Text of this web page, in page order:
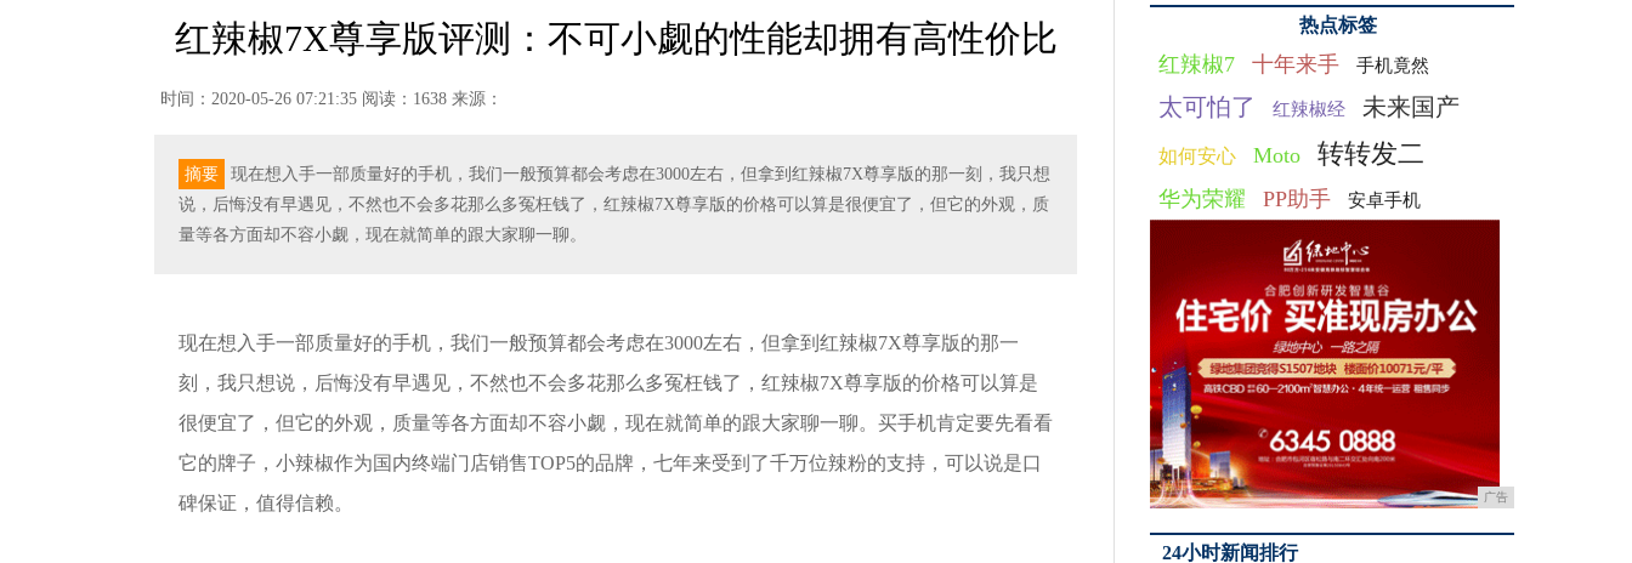
红辣椒7X尊享版评测：不可小觑的性能却拥有高性价比
时间：2020-05-26 07:21:35 阅读：1638 来源：
摘要
现在想入手一部质量好的手机，我们一般预算都会考虑在3000左右，但拿到红辣椒7X尊享版的那一刻，我只想
说，后悔没有早遇见，不然也不会多花那么多冤枉钱了，红辣椒7X尊享版的价格可以算是很便宜了，但它的外观，质
量等各方面却不容小觑，现在就简单的跟大家聊一聊。
现在想入手一部质量好的手机，我们一般预算都会考虑在3000左右，但拿到红辣椒7X尊享版的那一
刻，我只想说，后悔没有早遇见，不然也不会多花那么多冤枉钱了，红辣椒7X尊享版的价格可以算是
很便宜了，但它的外观，质量等各方面却不容小觑，现在就简单的跟大家聊一聊。买手机肯定要先看看
它的牌子，小辣椒作为国内终端门店销售TOP5的品牌，七年来受到了千万位辣粉的支持，可以说是口
碑保证，值得信赖。
热点标签
红辣椒7 十年来手 手机竟然
太可怕了 红辣椒经 未来国产
如何安心 Moto 转转发二
华为荣耀 PP助手 安卓手机
广告
24小时新闻排行